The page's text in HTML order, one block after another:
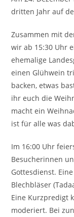
dritten Jahr auf
Zusammen mit
wir ab 15:30 Uhr
ehemalige
einen Glühwein
backen, etwas
ihr euch die
macht ein
ist für alle was
Im 16:00 Uhr
Besucherinnen
Gottesdienst.
Blechbläser
Eine Kurzpredigt
moderiert. Bei